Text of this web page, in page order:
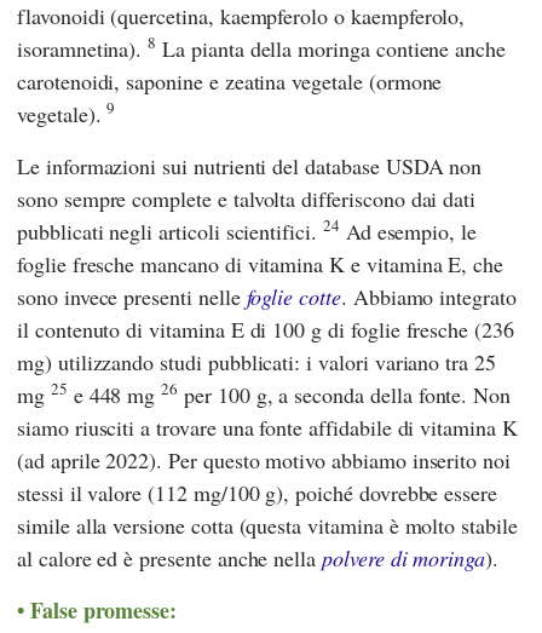
flavonoidi (quercetina, kaempferolo o kaempferolo,
isoramnetina).8 La pianta della moringa contiene anche
carotenoidi, saponine e zeatina vegetale (ormone
vegetale).9
Le informazioni sui nutrienti del database USDA non
sono sempre complete e talvolta differiscono dai dati
pubblicati negli articoli scientifici. 24 Ad esempio, le
foglie fresche mancano di vitamina K e vitamina E, che
sono invece presenti nelle foglie cotte. Abbiamo integrato
il contenuto di vitamina E di 100 g di foglie fresche (236
mg) utilizzando studi pubblicati: i valori variano tra 25
mg 25 e 448 mg26 per 100 g, a seconda della fonte. Non
siamo riusciti a trovare una fonte affidabile di vitamina K
(ad aprile 2022). Per questo motivo abbiamo inserito noi
stessi il valore (112 mg/100 g), poiché dovrebbe essere
simile alla versione cotta (questa vitamina è molto stabile
al calore ed è presente anche nellapolvere di moringa).
False promesse: